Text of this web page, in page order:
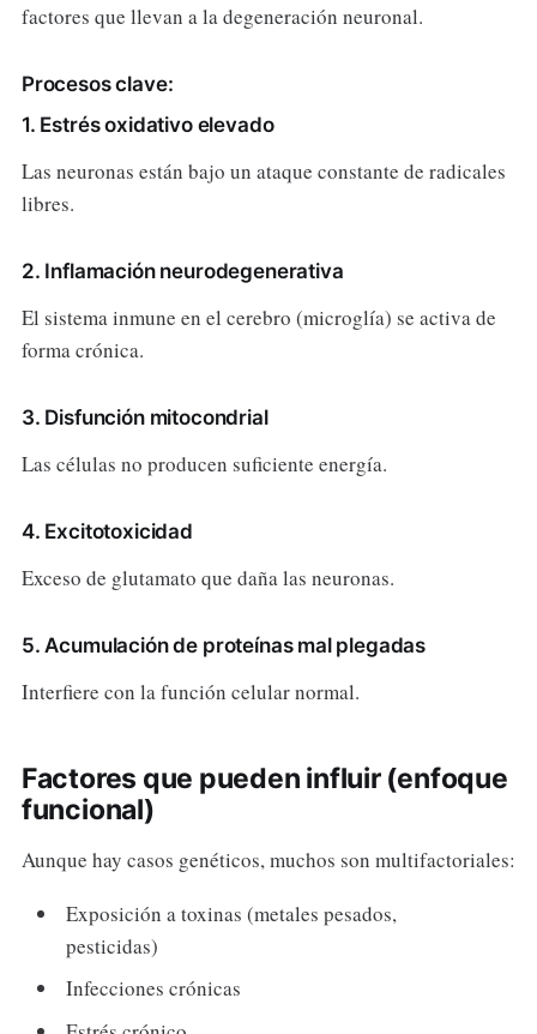
factores que llevan a la degeneración neuronal.
Procesos clave:
1. Estrés oxidativo elevado
Las neuronas están bajo un ataque constante de radicales
libres.
2. Inflamación neurodegenerativa
El sistema inmune en el cerebro (microglía) se activa de
forma crónica.
3. Disfunción mitocondrial
Las células no producen suficiente energía.
4. Excitotoxicidad
Exceso de glutamato que daña las neuronas.
5. Acumulación de proteínas mal plegadas
Interfiere con la función celular normal.
Factores que pueden influir (enfoque
funcional)
Aunque hay casos genéticos, muchos son multifactoriales:
Exposición a toxinas (metales pesados,
pesticidas)
Infecciones crónicas